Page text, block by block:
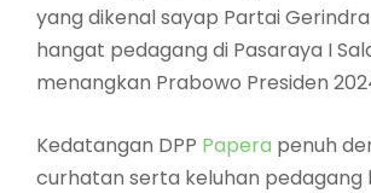
yang dikenal sayap Partai
hangat pedagang di Pasaraya I
menangkan Prabowo Presiden
Kedatangan DPP Papera penuh
curhatan serta keluhan pedagang